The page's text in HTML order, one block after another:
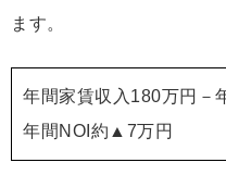
ます。
年間家賃収入180万円－
年間NOI約▲7万円